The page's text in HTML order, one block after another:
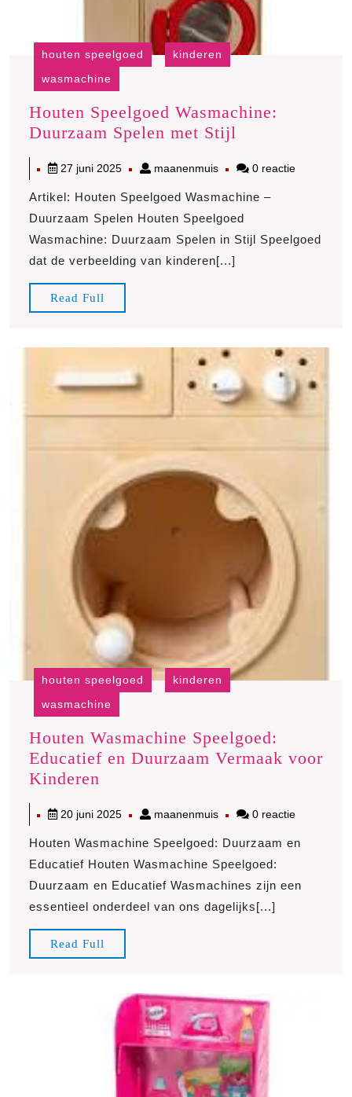
houten speelgoed
kinderen
wasmachine
Houten Speelgoed Wasmachine:
Duurzaam Spelen met Stijl
Wasmachine:
Duurzaam
Spelen
met
27 juni 202527
2025
maanenmuismaanenmuis
0 reactie
Artikel: Houten Speelgoed Wasmachine –
Duurzaam Spelen Houten Speelgoed
Wasmachine: Duurzaam Spelen in Stijl Speelgoed
dat de verbeelding van kinderen[...]
Read Full
Full
houten speelgoed
kinderen
wasmachine
Houten Wasmachine Speelgoed:
Educatief en Duurzaam Vermaak voor
Kinderen
Speelgoed:
Educatief
en
Duurzaam
Vermaak
Kinderen
20 juni 202520
2025
maanenmuismaanenmuis
0 reactie
Houten Wasmachine Speelgoed: Duurzaam en
Educatief Houten Wasmachine Speelgoed:
Duurzaam en Educatief Wasmachines zijn een
essentieel onderdeel van ons dagelijks[...]
Read Full
Full